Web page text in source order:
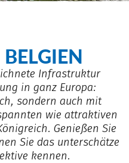
Infrastruktur
in ganz Europa:
sondern auch mit
wie attraktiven
Genießen Sie
Sie das unterschätze
kennen.